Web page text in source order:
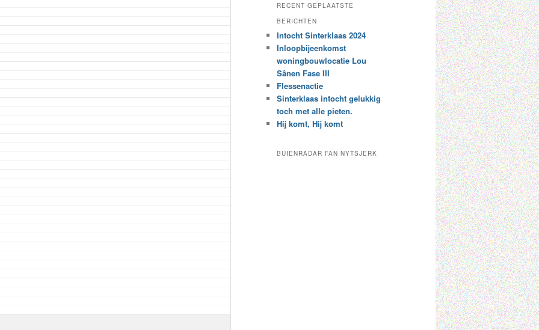
e
e
n
b
e
a
a
l
d
c
k
i
n
h
t
a
r
c
h
i
RECENT GEPLAATSTE
BERICHTEN
Intocht Sinterklaas 2024
Inloopbijeenkomst
woningbouwlocatie Lou
Sânen Fase III
Flessenactie
Sinterklaas intocht gelukkig
toch met alle pieten.
Hij komt, Hij komt
BUIENRADAR FAN NYTSJERK